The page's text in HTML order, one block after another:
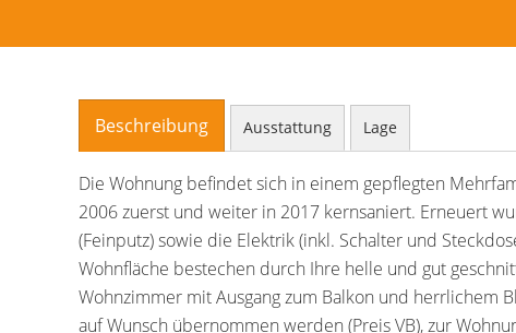
Beschreibung Ausstattung Lage
Die Wohnung befindet sich in einem gepflegten
2006 zuerst und weiter in 2017 kernsaniert. Erneuert
(Feinputz) sowie die Elektrik (inkl. Schalter und
Wohnfläche bestechen durch Ihre helle und gut
Wohnzimmer mit Ausgang zum Balkon und herrlichem
auf Wunsch übernommen werden (Preis VB), zur